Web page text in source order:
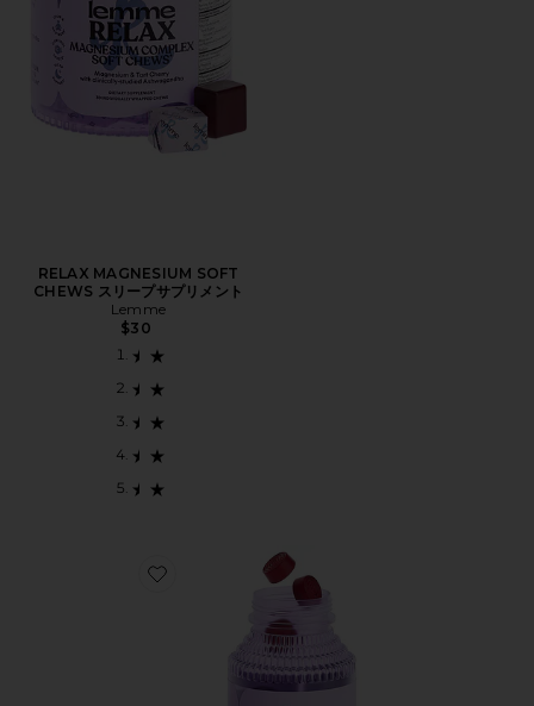
RELAX MAGNESIUM SOFT
CHEWS スリープサプリメント
Lemme
$30
Favorite サプリメント